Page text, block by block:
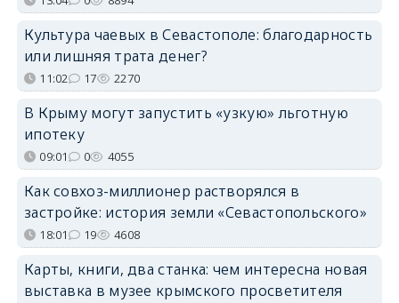
Культура чаевых в Севастополе: благодарность
или лишняя трата денег?
11:02 17 2270
В Крыму могут запустить «узкую» льготную
ипотеку
09:01 0 4055
Как совхоз-миллионер растворялся в
застройке: история земли «Севастопольского»
18:01 19 4608
Карты, книги, два станка: чем интересна новая
выставка в музее крымского просветителя